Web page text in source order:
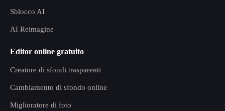
Sblocco AI
AI Reimagine
Editor online gratuito
Creatore di sfondi trasparenti
Cambiamento di sfondo online
Miglioratore di foto